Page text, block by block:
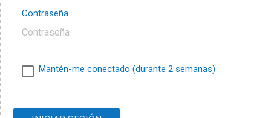
Contraseña
Mantén-me conectado (durante 2 semanas)